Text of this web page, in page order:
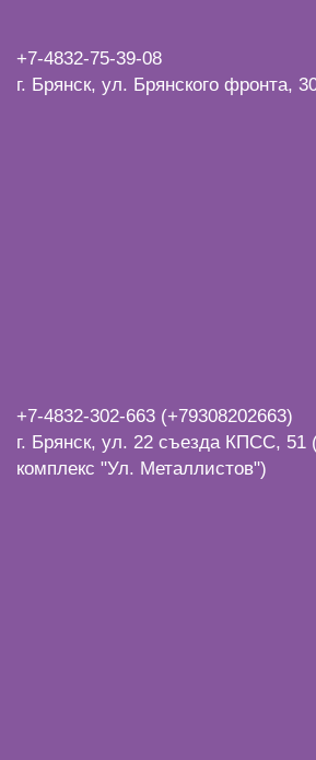
+7-4832-75-39-08
г. Брянск, ул. Брянского фронта,
+7-4832-302-663 (+79308202663)
г. Брянск, ул. 22 съезда КПСС, 51
комплекс "Ул. Металлистов")